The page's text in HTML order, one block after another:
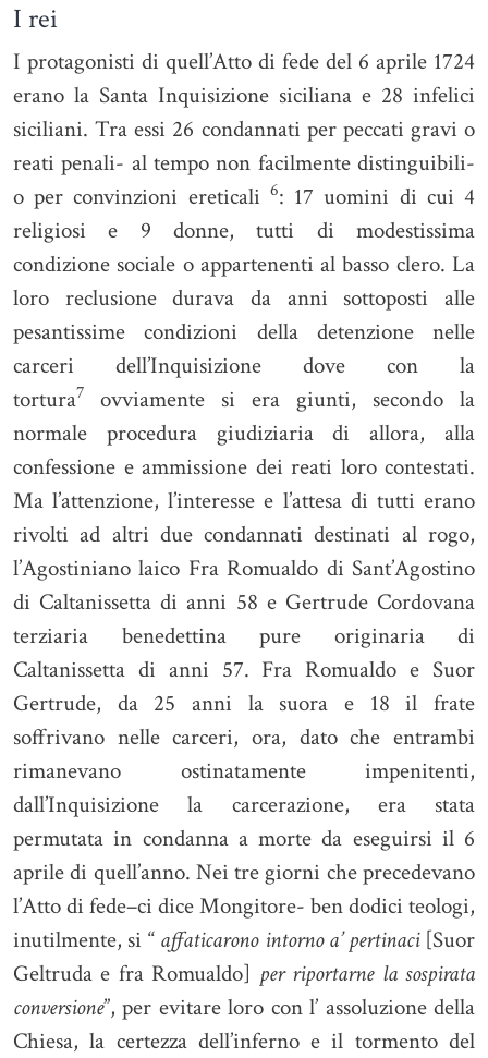
I rei
I protagonisti di quell’Atto di fede del 6 aprile 1724
erano la Santa Inquisizione siciliana e 28 infelici
siciliani. Tra essi 26 condannati per peccati gravi o
reati penali- al tempo non facilmente distinguibili-
o per convinzioni ereticali 6: 17 uomini di cui 4
religiosi e 9 donne, tutti di modestissima
condizione sociale o appartenenti al basso clero. La
loro reclusione durava da anni sottoposti alle
pesantissime condizioni della detenzione nelle
carceri dell’Inquisizione dove con la
tortura7 ovviamente si era giunti, secondo la
normale procedura giudiziaria di allora, alla
confessione e ammissione dei reati loro contestati.
Ma l’attenzione, l’interesse e l’attesa di tutti erano
rivolti ad altri due condannati destinati al rogo,
l’Agostiniano laico Fra Romualdo di Sant’Agostino
di Caltanissetta di anni 58 e Gertrude Cordovana
terziaria benedettina pure originaria di
Caltanissetta di anni 57. Fra Romualdo e Suor
Gertrude, da 25 anni la suora e 18 il frate
soffrivano nelle carceri, ora, dato che entrambi
rimanevano ostinatamente impenitenti,
dall’Inquisizione la carcerazione, era stata
permutata in condanna a morte da eseguirsi il 6
aprile di quell’anno. Nei tre giorni che precedevano
l’Atto di fede–ci dice Mongitore- ben dodici teologi,
inutilmente, si “ affaticarono intorno a’ pertinaci [Suor
Geltruda e fra Romualdo] per riportarne la sospirata
conversione”, per evitare loro con l’ assoluzione della
Chiesa, la certezza dell’inferno e il tormento del